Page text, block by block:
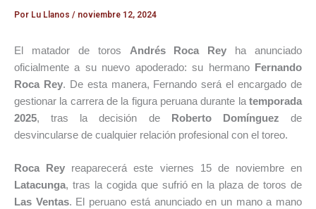
Por Lu Llanos / noviembre 12, 2024
El matador de toros Andrés Roca Rey ha anunciado
oficialmente a su nuevo apoderado: su hermano Fernando
Roca Rey. De esta manera, Fernando será el encargado de
gestionar la carrera de la figura peruana durante la temporada
2025, tras la decisión de Roberto Domínguez de
desvincularse de cualquier relación profesional con el toreo.
Roca Rey reaparecerá este viernes 15 de noviembre en
Latacunga, tras la cogida que sufrió en la plaza de toros de
Las Ventas. El peruano está anunciado en un mano a mano